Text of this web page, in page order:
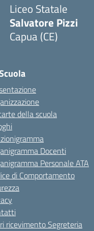
Liceo Statale
Salvatore Pizzi
Capua (CE)
della scuola
Docenti
Personale ATA
di Comportamento
ricevimento Segreteria